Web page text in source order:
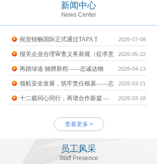
新闻中心
News Center
祝贺锐畅国际正式通过TAPA T 2026-07-08
报关企业合理审查义务新规（征求意 2026-05-22
再踏绿途 驰骋新程——志诚达物 2026-04-13
领航安全发展，筑牢责任根基——志 2026-03-21
十二载同心同行，再谱合作新篇 — 2026-03-18
查看更多 >
员工风采
Staff Presence